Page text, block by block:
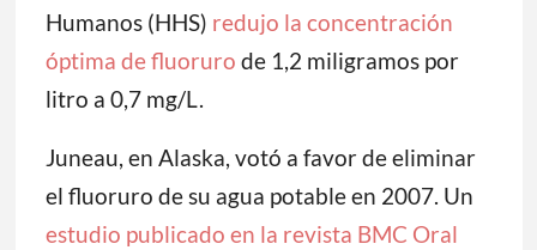
Humanos (HHS) redujo la concentración
óptima de fluoruro de 1,2 miligramos por
litro a 0,7 mg/L.
Juneau, en Alaska, votó a favor de eliminar
el fluoruro de su agua potable en 2007. Un
estudio publicado en la revista BMC Oral